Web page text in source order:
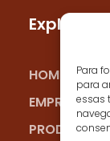
Para
para
essas
Explorar
HOME
EMPRESA